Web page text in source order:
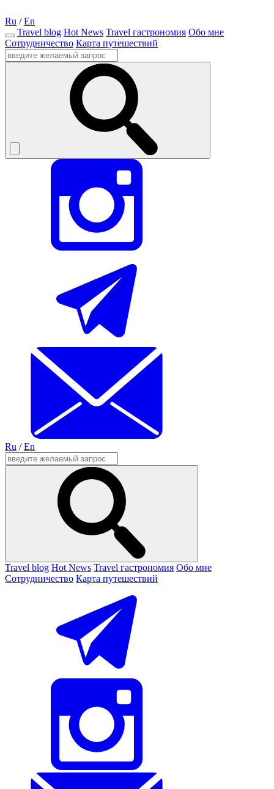
Ru /En
Travel blog Hot News Travel гастрономия Обо мне
Сотрудничество Карта путешествий
Ru /En
Travel blog Hot News Travel гастрономия Обо мне
Сотрудничество Карта путешествий